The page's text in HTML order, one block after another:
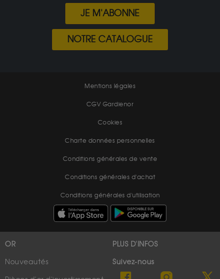
JE M'ABONNE
NOTRE CATALOGUE
Mentions légales
CGV Gardienor
Cookies
Charte données personnelles
Conditions générales de vente
Conditions générales d'achat
Conditions générales d'utilisation
OR
Nouveautés
PLUS D'INFOS
Suivez-nous